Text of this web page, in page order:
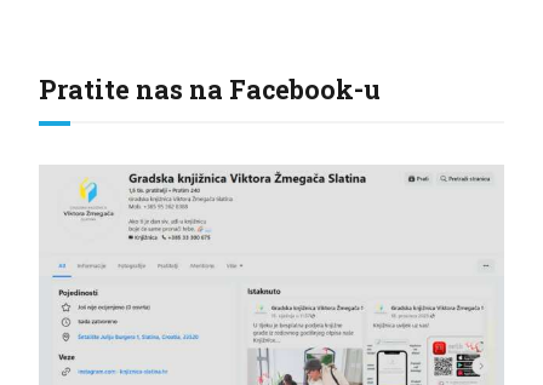
Pratite nas na Facebook-u